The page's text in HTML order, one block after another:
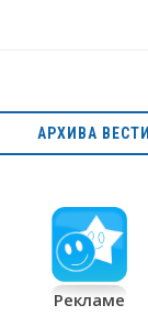
АРХИВА ВЕСТИ
Рекламе